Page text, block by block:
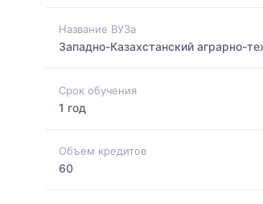
Название ВУЗа
Западно-Казахстанский аграрно-
Срок обучения
1 год
Объем кредитов
60